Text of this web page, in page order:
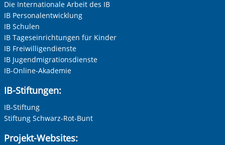
Die Internationale Arbeit des IB
IB Personalentwicklung
IB Schulen
IB Tageseinrichtungen für Kinder
IB Freiwilligendienste
IB Jugendmigrationsdienste
IB-Online-Akademie
IB-Stiftungen:
IB-Stiftung
Stiftung Schwarz-Rot-Bunt
Projekt-Websites: